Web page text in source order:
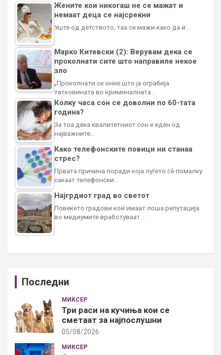
Жените кои никогаш не се мажат и
немаат деца се најсреќни
Уште од детството, таа се мажи како да ѝ…
Марко Китевски (2): Верувам дека се
проколнати сите што направиле некое
зло
„Проколнати се оние што ја ограбија
татковината во криминалната…
Колку часа сон се доволни по 60-тата
година?
За тоа дека квалитетниот сон е еден од
најважните…
Како телефонските повици ни станаа
стрес?
Првата причина поради која луѓето сè помалку
сакаат телефонски…
Најгрдиот град во светот
Повеќето градови кои имаат лоша репутација
во медиумите вработуваат…
Последни
МИКСЕР
Три раси на кучиња кои се
сметаат за најпослушни
05/08/2026
МИКСЕР